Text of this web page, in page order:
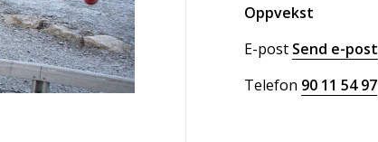
Oppvekst
E-post Send e-post
Telefon 90 11 54 97